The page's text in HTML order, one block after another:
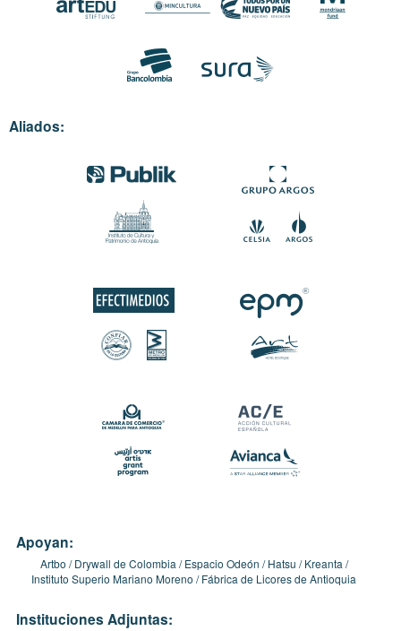
Aliados:
Apoyan:
Artbo Drywall de Colombia Espacio Odeón Hatsu
Kreanta
Instituto Superio Mariano Moreno
Fábrica de Licores de Antioquia
Instituciones Adjuntas: